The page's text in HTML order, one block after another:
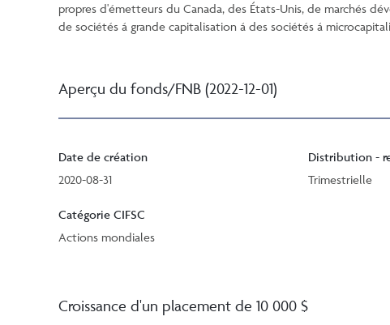
propres d'émetteurs du Canada, des États-Unis, de marchés
de sociétés á grande capitalisation á des sociétés á
Aperçu du fonds/FNB (2022-12-01)
Date de création
2020-08-31
Catégorie CIFSC
Actions mondiales
Distribution -
Trimestrielle
Croissance d'un placement de 10 000 $